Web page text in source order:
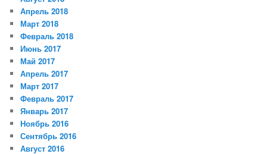
Апрель 2018
Март 2018
Февраль 2018
Июнь 2017
Май 2017
Апрель 2017
Март 2017
Февраль 2017
Январь 2017
Ноябрь 2016
Сентябрь 2016
Август 2016